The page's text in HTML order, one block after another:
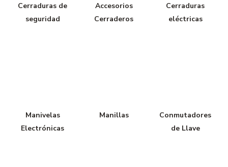
Cerraduras de
seguridad
Accesorios
Cerraderos
Cerraduras
eléctricas
Manivelas
Electrónicas
Manillas
Conmutadores
de Llave